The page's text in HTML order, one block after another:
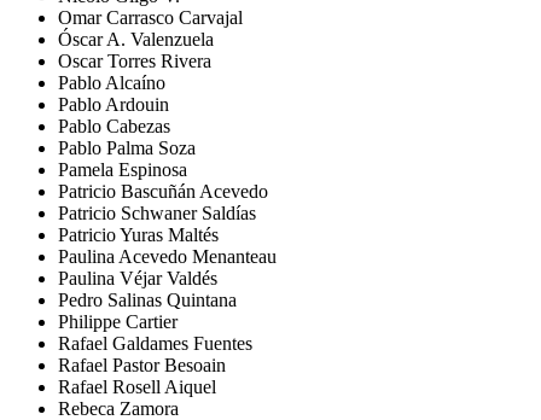
Omar Carrasco Carvajal
Óscar A. Valenzuela
Oscar Torres Rivera
Pablo Alcaíno
Pablo Ardouin
Pablo Cabezas
Pablo Palma Soza
Pamela Espinosa
Patricio Bascuñán Acevedo
Patricio Schwaner Saldías
Patricio Yuras Maltés
Paulina Acevedo Menanteau
Paulina Véjar Valdés
Pedro Salinas Quintana
Philippe Cartier
Rafael Galdames Fuentes
Rafael Pastor Besoain
Rafael Rosell Aiquel
Rebeca Zamora